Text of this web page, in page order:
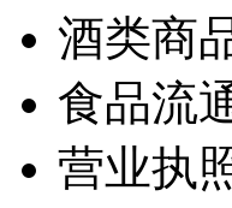
酒类商
食品流
营业执